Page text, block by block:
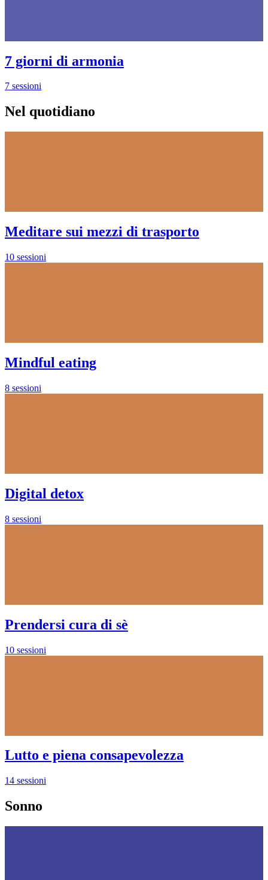
7 giorni di armonia
7 sessioni
Nel quotidiano
Meditare sui mezzi di trasporto
10 sessioni
Mindful eating
8 sessioni
Digital detox
8 sessioni
Prendersi cura di sè
10 sessioni
Lutto e piena consapevolezza
14 sessioni
Sonno